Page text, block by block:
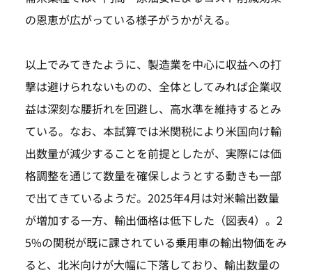
の恩恵が広がっている様子がうかがえる。
以上でみてきたように、製造業を中心に収益への打
撃は避けられないものの、全体としてみれば企業収
益は深刻な腰折れを回避し、高水準を維持するとみ
ている。なお、本試算では米関税により米国向け輸
出数量が減少することを前提としたが、実際には価
格調整を通じて数量を確保しようとする動きも一部
で出てきているようだ。2025年4月は対米輸出数量
が増加する一方、輸出価格は低下した（図表4）。2
5%の関税が既に課されている乗用車の輸出物価をみ
ると、北米向けが大幅に下落しており、輸出数量の